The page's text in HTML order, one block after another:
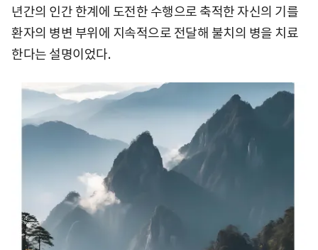
년간의 인간 한계에 도전한 수행으로 축적한 자신의 기를
환자의 병변 부위에 지속적으로 전달해 불치의 병을 치료
한다는 설명이었다.